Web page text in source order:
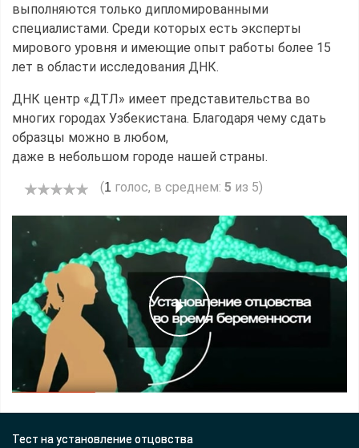
выполняются только дипломированными
специалистами. Среди которых есть эксперты
мирового уровня и имеющие опыт работы более 15
лет в области исследования ДНК.
ДНК центр «ДТЛ» имеет представительства во
многих городах Узбекистана. Благодаря чему сдать
образцы можно в любом,
даже в небольшом городе нашей страны.
(1 голос, в среднем: 5 из 5)
Тест на установление отцовства